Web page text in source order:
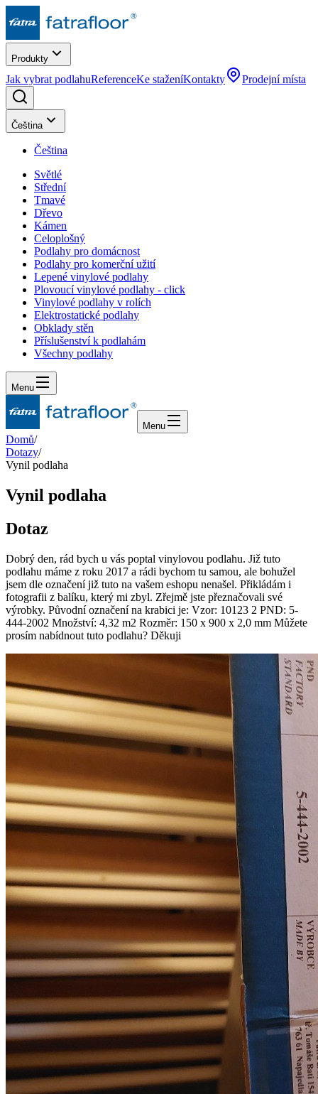
Produkty
Jak vybrat podlahuReferenceKe staženíKontakty Prodejní místa
Čeština
Čeština
Světlé
Střední
Tmavé
Dřevo
Kámen
Celoplošný
Podlahy pro domácnost
Podlahy pro komerční užití
Lepené vinylové podlahy
Plovoucí vinylové podlahy - click
Vinylové podlahy v rolích
Elektrostatické podlahy
Obklady stěn
Příslušenství k podlahám
Všechny podlahy
Menu
Menu
Domů/
Dotazy/
Vynil podlaha
Vynil podlaha
Dotaz
Dobrý den, rád bych u vás poptal vinylovou podlahu. Již tuto
podlahu máme z roku 2017 a rádi bychom tu samou, ale bohužel
jsem dle označení již tuto na vašem eshopu nenašel. Přikládám i
fotografii z balíku, který mi zbyl. Zřejmě jste přeznačovali své
výrobky. Původní označení na krabici je: Vzor: 10123 2 PND: 5-
444-2002 Množství: 4,32 m2 Rozměr: 150 x 900 x 2,0 mm Můžete
prosím nabídnout tuto podlahu? Děkuji